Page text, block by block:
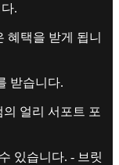
.
혜택을 받게 됩니
받습니다.
얼리 서포트 포
있습니다. - 브릿